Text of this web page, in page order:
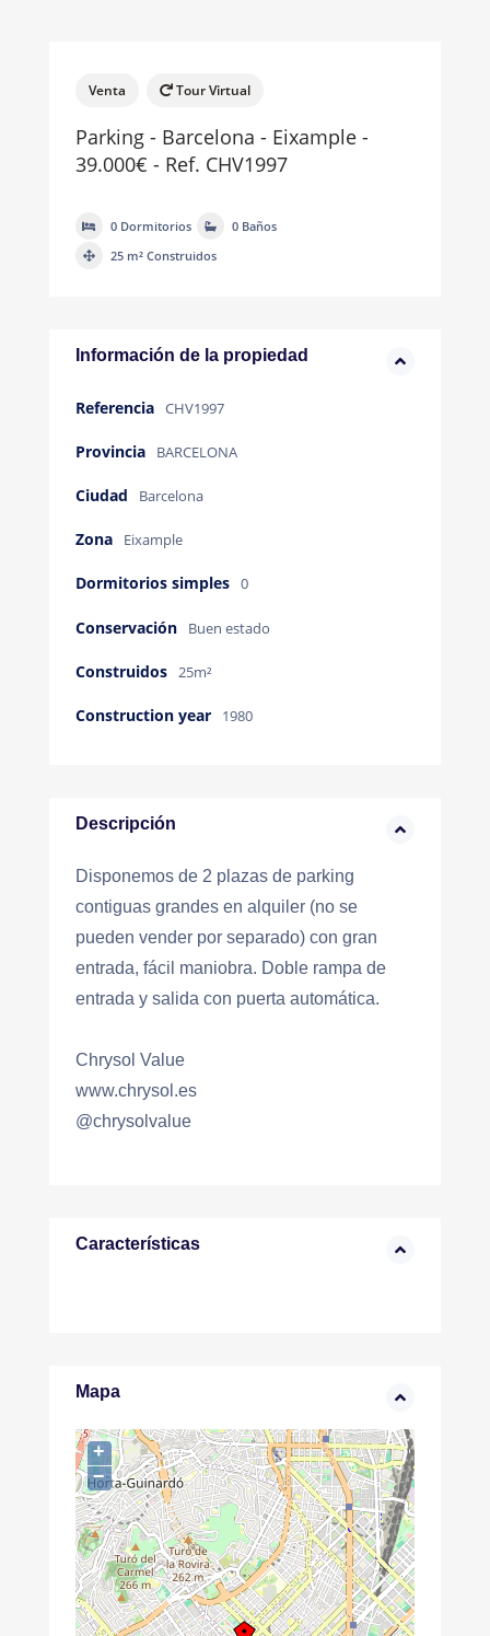
Venta Tour Virtual
Parking - Barcelona - Eixample -
39.000€ - Ref. CHV1997
0 Dormitorios
0 Baños
25 m² Construidos
Información de la propiedad
Referencia CHV1997
Provincia BARCELONA
Ciudad Barcelona
Zona Eixample
Dormitorios simples 0
Conservación Buen estado
Construidos 25m²
Construction year 1980
Descripción
Disponemos de 2 plazas de parking
contiguas grandes en alquiler (no se
pueden vender por separado) con gran
entrada, fácil maniobra. Doble rampa de
entrada y salida con puerta automática.
Chrysol Value
www.chrysol.es
@chrysolvalue
Características
Mapa
+
−